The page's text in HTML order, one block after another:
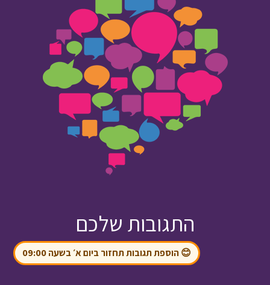
התגובות שלכם
😊 הוספת תגובות תחזור ביום א׳ בשעה 09:00